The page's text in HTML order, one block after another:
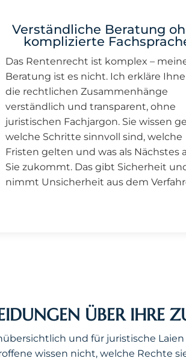
Verständliche Beratung
komplizierte
Das Rentenrecht ist komplex –
Beratung ist es nicht. Ich erkläre
die rechtlichen Zusammenhänge
verständlich und transparent, ohne
juristischen Fachjargon. Sie wissen
welche Schritte sinnvoll sind, welche
Fristen gelten und was als Nächstes
Sie zukommt. Das gibt Sicherheit
nimmt Unsicherheit aus dem
ÜBER IHRE
und für juristische
wissen nicht, welche Rechte